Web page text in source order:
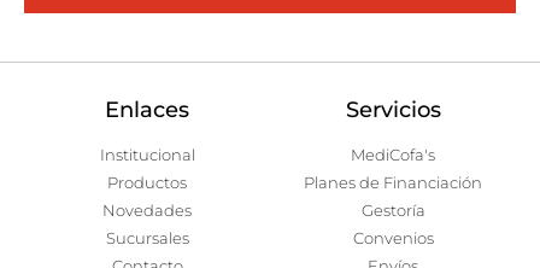
Enlaces
Institucional
Productos
Novedades
Sucursales
Servicios
MediCofa's
Planes de Financiación
Gestoría
Convenios